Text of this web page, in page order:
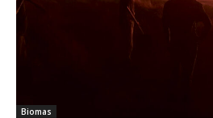
Biomas